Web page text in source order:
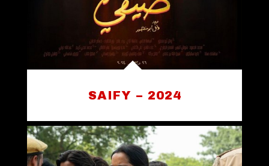
SAIFY – 2024